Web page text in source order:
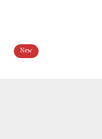
New